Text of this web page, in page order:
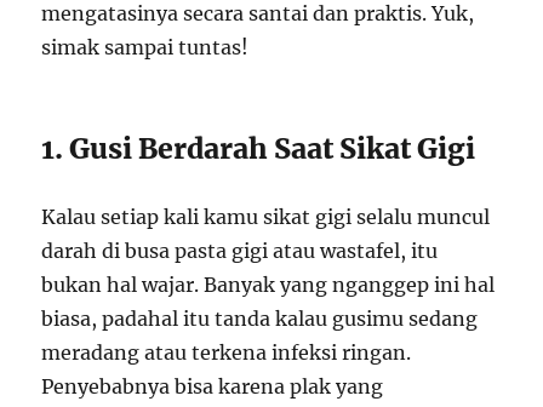
mengatasinya secara santai dan praktis. Yuk,
simak sampai tuntas!
1. Gusi Berdarah Saat Sikat Gigi
Kalau setiap kali kamu sikat gigi selalu muncul
darah di busa pasta gigi atau wastafel, itu
bukan hal wajar. Banyak yang nganggep ini hal
biasa, padahal itu tanda kalau gusimu sedang
meradang atau terkena infeksi ringan.
Penyebabnya bisa karena plak yang